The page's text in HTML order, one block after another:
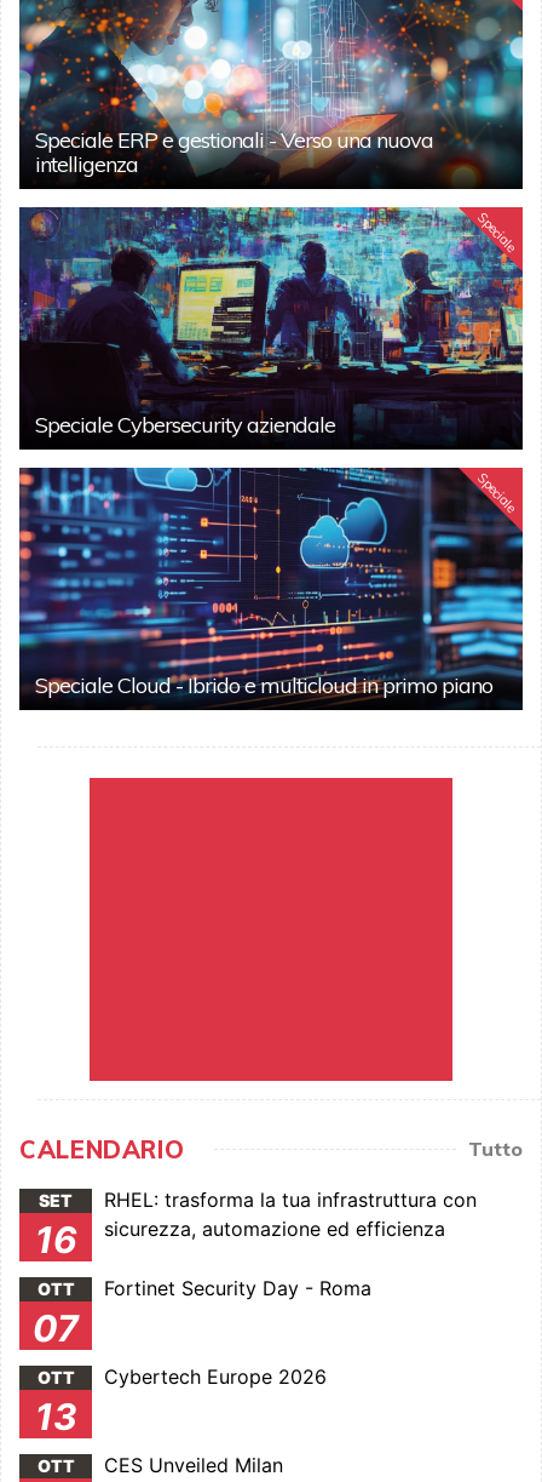
Speciale ERP e gestionali - Verso una nuova
intelligenza
Speciale
Speciale Cybersecurity aziendale
Speciale
Speciale Cloud - Ibrido e multicloud in primo piano
CALENDARIO Tutto
SET
16
RHEL: trasforma la tua infrastruttura con
sicurezza, automazione ed efficienza
OTT
07
Fortinet Security Day - Roma
OTT
13
Cybertech Europe 2026
OTT CES Unveiled Milan